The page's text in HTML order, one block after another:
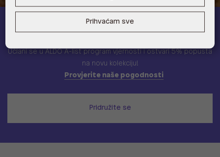
ALDO A-list
Učlani se u ALDO A-list program vjernosti i ostvari 5% popusta
na novu kolekciju!
Provjerite naše pogodnosti
Pridružite se
Prihvaćam sve